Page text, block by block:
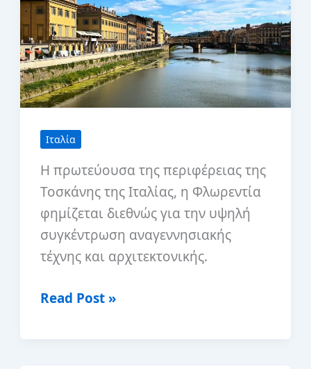
Ιταλία
Η πρωτεύουσα της περιφέρειας της
Τοσκάνης της Ιταλίας, η Φλωρεντία
φημίζεται διεθνώς για την υψηλή
συγκέντρωση αναγεννησιακής
τέχνης και αρχιτεκτονικής.
15
Read Post »